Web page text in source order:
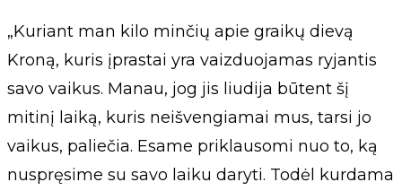
„Kuriant man kilo minčių apie graikų dievą
Kroną, kuris įprastai yra vaizduojamas ryjantis
savo vaikus. Manau, jog jis liudija būtent šį
mitinį laiką, kuris neišvengiamai mus, tarsi jo
vaikus, paliečia. Esame priklausomi nuo to, ką
nuspręsime su savo laiku daryti. Todėl kurdama